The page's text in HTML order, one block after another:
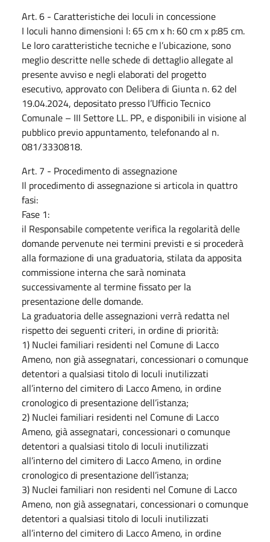
Art. 6 - Caratteristiche dei loculi in concessione
I loculi hanno dimensioni l: 65 cm x h: 60 cm x p:85 cm.
Le loro caratteristiche tecniche e l’ubicazione, sono
meglio descritte nelle schede di dettaglio allegate al
presente avviso e negli elaborati del progetto
esecutivo, approvato con Delibera di Giunta n. 62 del
19.04.2024, depositato presso l’Ufficio Tecnico
Comunale – III Settore LL. PP., e disponibili in visione al
pubblico previo appuntamento, telefonando al n.
081/3330818.
Art. 7 - Procedimento di assegnazione
Il procedimento di assegnazione si articola in quattro
fasi:
Fase 1:
il Responsabile competente verifica la regolarità delle
domande pervenute nei termini previsti e si procederà
alla formazione di una graduatoria, stilata da apposita
commissione interna che sarà nominata
successivamente al termine fissato per la
presentazione delle domande.
La graduatoria delle assegnazioni verrà redatta nel
rispetto dei seguenti criteri, in ordine di priorità:
1) Nuclei familiari residenti nel Comune di Lacco
Ameno, non già assegnatari, concessionari o comunque
detentori a qualsiasi titolo di loculi inutilizzati
all’interno del cimitero di Lacco Ameno, in ordine
cronologico di presentazione dell’istanza;
2) Nuclei familiari residenti nel Comune di Lacco
Ameno, già assegnatari, concessionari o comunque
detentori a qualsiasi titolo di loculi inutilizzati
all’interno del cimitero di Lacco Ameno, in ordine
cronologico di presentazione dell’istanza;
3) Nuclei familiari non residenti nel Comune di Lacco
Ameno, non già assegnatari, concessionari o comunque
detentori a qualsiasi titolo di loculi inutilizzati
all’interno del cimitero di Lacco Ameno, in ordine